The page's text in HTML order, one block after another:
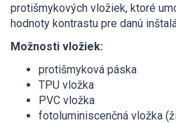
protišmykových vložiek, ktoré
hodnoty kontrastu pre danú
Možnosti vložiek:
protišmyková páska
TPU vložka
PVC vložka
fotoluminiscenčná vložka